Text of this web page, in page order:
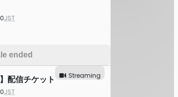
JST
ended
配信チケット
Streaming
JST